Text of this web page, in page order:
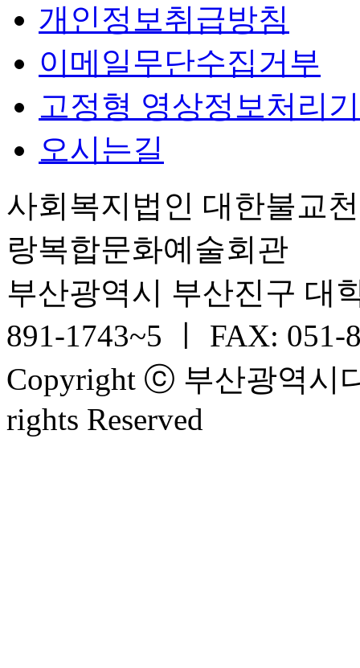
개인정보취급방침
이메일무단수집거부
고정형 영상정보처리
오시는길
사회복지법인 대한불교
랑복합문화예술회관
부산광역시 부산진구 대
891-1743~5 ㅣ FAX: 051-
Copyright ⓒ 부산광역시
rights Reserved